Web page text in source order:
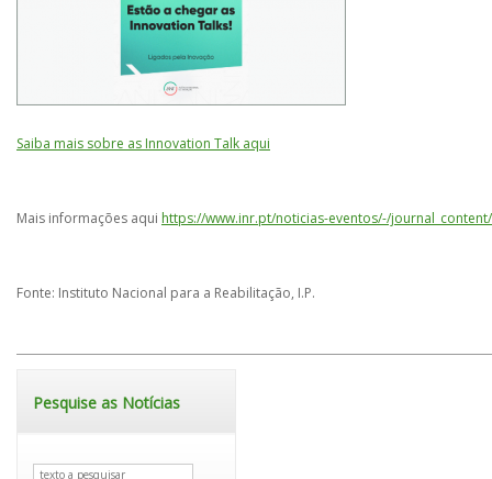
Saiba mais sobre as Innovation Talk aqui
Mais informações aqui https://www.inr.pt/noticias-eventos/-/
Fonte: Instituto Nacional para a Reabilitação, I.P.
Pesquise as Notícias